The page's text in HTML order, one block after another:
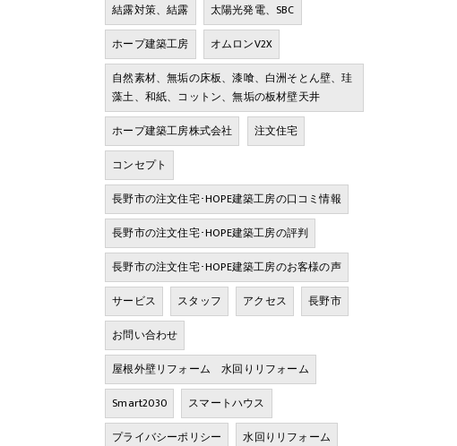
結露対策、結露
太陽光発電、SBC
ホープ建築工房
オムロンV2X
自然素材、無垢の床板、漆喰、白洲そとん壁、珪
藻土、和紙、コットン、無垢の板材壁天井
ホープ建築工房株式会社
注文住宅
コンセプト
長野市の注文住宅･HOPE建築工房の口コミ情報
長野市の注文住宅･HOPE建築工房の評判
長野市の注文住宅･HOPE建築工房のお客様の声
サービス
スタッフ アクセス
長野市
お問い合わせ
屋根外壁リフォーム 水回りリフォーム
Smart2030
スマートハウス
プライバシーポリシー
水回りリフォーム